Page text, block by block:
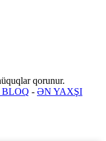
qorunur.
- ƏN YAXŞI